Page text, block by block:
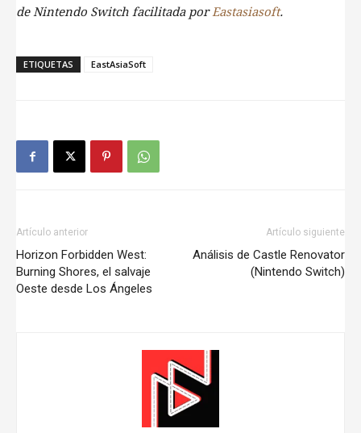
de Nintendo Switch facilitada porEastasiasoft.
ETIQUETAS EastAsiaSoft
Artículo anterior
Horizon Forbidden West:
Burning Shores, el salvaje
Oeste desde Los Ángeles
Artículo siguiente
Análisis de Castle Renovator
(Nintendo Switch)